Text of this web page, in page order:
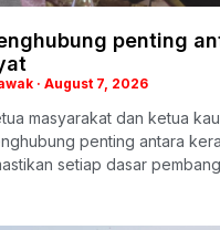
penting
August 7, 2026
masyarakat dan ketua
penting antara
setiap dasar